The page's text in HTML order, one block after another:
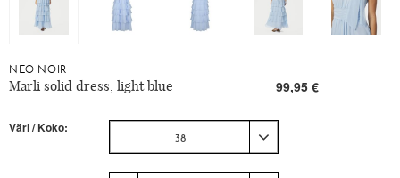
NEO NOIR
Marli solid dress, light blue 99,95 €
Väri / Koko:
38